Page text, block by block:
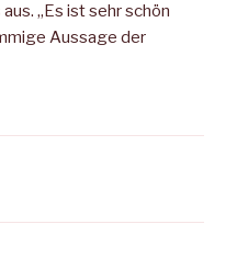
„Es ist sehr schön
Aussage der